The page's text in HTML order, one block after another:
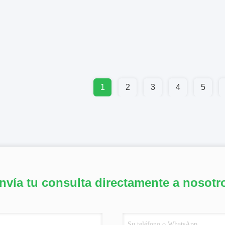
1 2 3 4 5
tu consulta directamente a